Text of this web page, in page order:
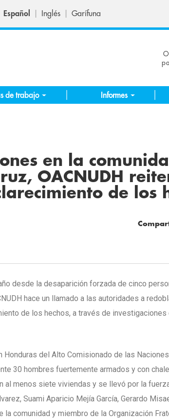
Español Inglés Garífuna
de trabajo Informes
en la
OACNUDH
de los
desde la desaparición forzada de cinco
hace un llamado a las autoridades a
de los hechos, a través de investigaciones
del Alto Comisionado de las
30 hombres fuertemente armados y con
menos siete viviendas y se llevó por la
Suami Aparicio Mejía García, Gerardo
comunidad y miembro de la Organización